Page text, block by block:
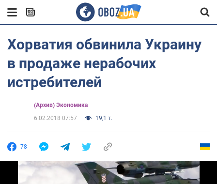
Хорватия обвинила Украину
в продаже нерабочих
истребителей
(Архив) Экономика
6.02.2018 07:57
19,1 т.
78